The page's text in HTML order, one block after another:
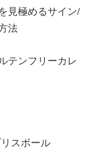
見極めるサイン/
法
テンフリーカレ
スボール